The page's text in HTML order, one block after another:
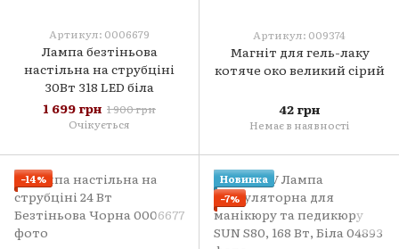
Артикул: 0006679
Лампа безтіньова
настільна на струбціні
30Вт 318 LED біла
1 699 грн 1 900 грн
Очікується
Артикул: 009374
Магніт для гель-лаку
котяче око великий сірий
42 грн
Немає в наявності
−14%
Новинка
−7%